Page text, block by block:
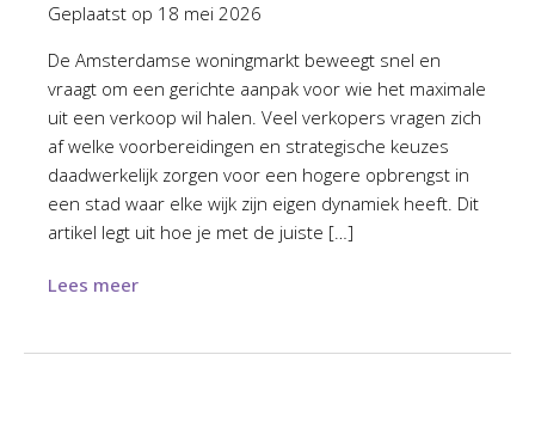
Geplaatst op 18 mei 2026
De Amsterdamse woningmarkt beweegt snel en
vraagt om een gerichte aanpak voor wie het maximale
uit een verkoop wil halen. Veel verkopers vragen zich
af welke voorbereidingen en strategische keuzes
daadwerkelijk zorgen voor een hogere opbrengst in
een stad waar elke wijk zijn eigen dynamiek heeft. Dit
artikel legt uit hoe je met de juiste […]
Lees meer